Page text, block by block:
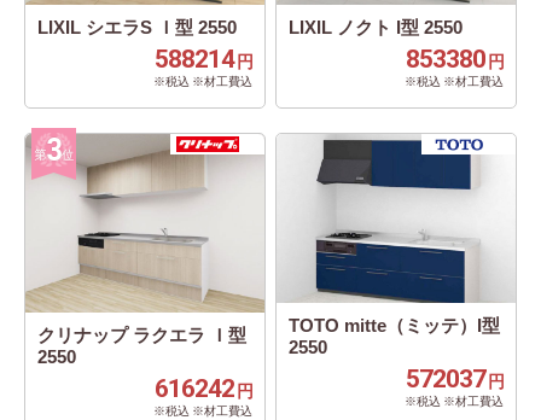
LIXIL シエラS Ｉ型 2550
588214 円
※税込 ※材工費込
LIXIL ノクト I型 2550
853380 円
※税込 ※材工費込
クリナップ ラクエラ Ｉ型
2550
616242 円
※税込 ※材工費込
TOTO mitte（ミッテ）I型
2550
572037円
※税込 ※材工費込